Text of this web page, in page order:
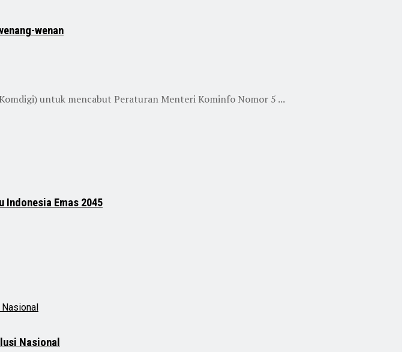
wenan
untuk mencabut Peraturan Menteri Kominfo Nomor 5 ...
Indonesia Emas 2045
Nasional